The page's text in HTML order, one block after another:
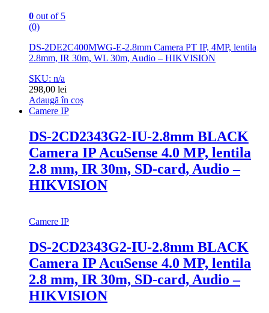
0 out of 5
(0)
DS-2DE2C400MWG-E-2.8mm Camera PT IP, 4MP, lentila
2.8mm, IR 30m, WL 30m, Audio – HIKVISION
SKU: n/a
298,00 lei
Adaugă în coș
Camere IP
DS-2CD2343G2-IU-2.8mm BLACK
Camera IP AcuSense 4.0 MP, lentila
2.8 mm, IR 30m, SD-card, Audio –
HIKVISION
Camere IP
DS-2CD2343G2-IU-2.8mm BLACK
Camera IP AcuSense 4.0 MP, lentila
2.8 mm, IR 30m, SD-card, Audio –
HIKVISION